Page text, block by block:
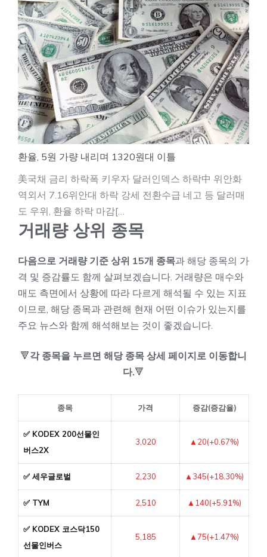
환율, 5원 가량 내리며 1320원대 이틀
美국채 금리 하락폭 키우자 달러인덱스 하락中 위안화
역외서 7.16위안대 하락 강세 전환수급 네고 등 달러매
도 우위, 환율 하락 마감[…
거래량 상위 종목
다음으로 거래량 기준 상위 15개 종목과 해당 종목의 가
격 및 증감률도 함께 살펴보겠습니다. 거래량은 매수와
매도 측면에서 상황에 따라 다르게 해석될 수 있는 지표
이므로, 해당 종목과 관련해 현재 어떤 이슈가 있는지를
주요 뉴스와 함께 해석해보는 것이 좋겠습니다.
🔻각 종목을 누르면 해당 종목 상세 페이지로 이동합니
다.🔻
종목 가격 증감(증감율)
✅ KODEX 200선물인
버스2X
3,020 ▲20(+0.67%)
✅ 세우글로벌 2,230 ▲345(+18.30%)
✅ TYM 2,510 ▲140(+5.91%)
✅ KODEX 코스닥150
선물인버스
5,185 ▲75(+1.47%)